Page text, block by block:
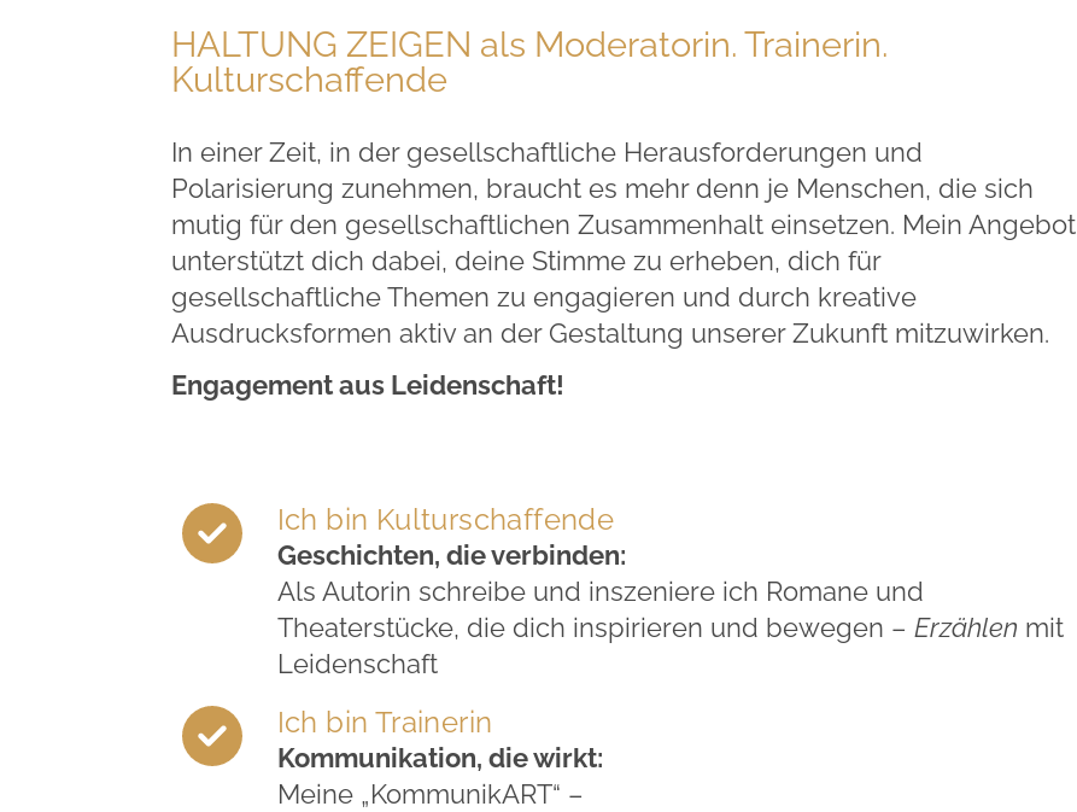
HALTUNG ZEIGEN als Moderatorin. Trainerin.
Kulturschaffende
In einer Zeit, in der gesellschaftliche Herausforderungen und
Polarisierung zunehmen, braucht es mehr denn je Menschen, die sich
mutig für den gesellschaftlichen Zusammenhalt einsetzen. Mein Angebot
unterstützt dich dabei, deine Stimme zu erheben, dich für
gesellschaftliche Themen zu engagieren und durch kreative
Ausdrucksformen aktiv an der Gestaltung unserer Zukunft mitzuwirken.
Engagement aus Leidenschaft!
Ich bin Kulturschaffende
Geschichten, die verbinden:
Als Autorin schreibe und inszeniere ich Romane und
Theaterstücke, die dich inspirieren und bewegen – Erzählen mit
Leidenschaft
Ich bin Trainerin
Kommunikation, die wirkt:
Meine „KommunikART“ –